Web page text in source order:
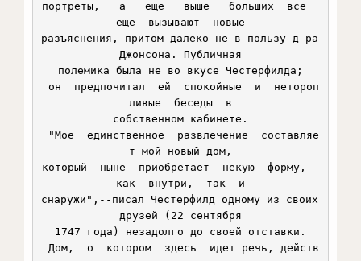
портреты,   а   еще   выше   больших  все
еще  вызывают  новые
разъяснения, притом далеко не в пользу д-ра
Джонсона. Публичная
полемика была не во вкусе Честерфилда;
ливые  беседы  в
собственном кабинете.
т мой новый дом,
который  ныне  приобретает  некую  форму,
как  внутри,  так  и
снаружи",--писал Честерфилд одному из своих
друзей (22 сентября
1747 года) незадолго до своей отставки.